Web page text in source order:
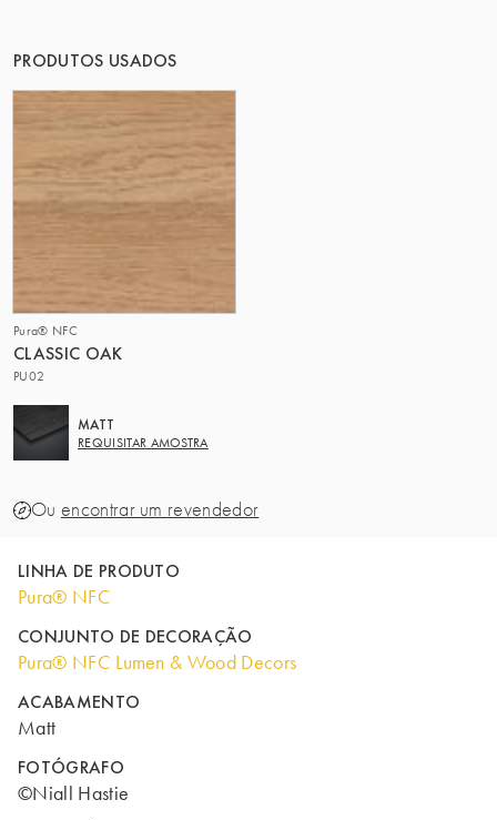
PRODUTOS USADOS
Pura® NFC
CLASSIC OAK
PU02
MATT
REQUISITAR AMOSTRA
Ou encontrar um revendedor
LINHA DE PRODUTO
Pura® NFC
CONJUNTO DE DECORAÇÃO
Pura® NFC Lumen & Wood Decors
ACABAMENTO
Matt
FOTÓGRAFO
©Niall Hastie